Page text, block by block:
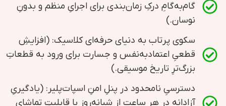
گام‌به‌گامِ درکِ زمان‌بندی برای اجرایِ منظم و بدونِ
نوسان.)
سکوی پرتاب به دنیای حرفه‌ای کلاسیک: (افزایشِ
قطعیِ اعتمادبه‌نفس و جسارت برای ورود به قطعاتِ
بزرگ‌ترِ تاریخ موسیقی.)
دسترسیِ نامحدود در پنلِ امنِ اسپات‌پلیر: (یادگیریِ
آزادانه در هر ساعت از شبانه‌روز با قابلیتِ تماشایِ